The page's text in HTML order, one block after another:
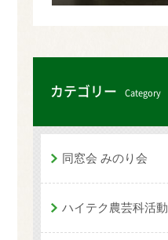
カテゴリー Category
同窓会 みのり会
ハイテク農芸科活動